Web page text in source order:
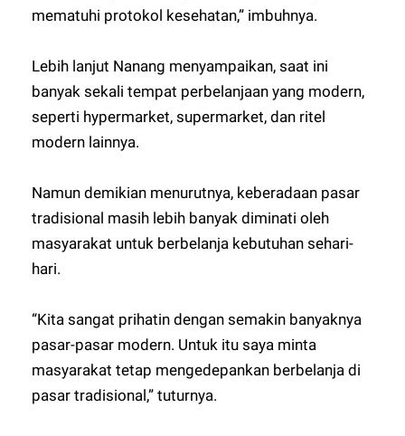
mematuhi protokol kesehatan,” imbuhnya.
Lebih lanjut Nanang menyampaikan, saat ini
banyak sekali tempat perbelanjaan yang modern,
seperti hypermarket, supermarket, dan ritel
modern lainnya.
Namun demikian menurutnya, keberadaan pasar
tradisional masih lebih banyak diminati oleh
masyarakat untuk berbelanja kebutuhan sehari-
hari.
“Kita sangat prihatin dengan semakin banyaknya
pasar-pasar modern. Untuk itu saya minta
masyarakat tetap mengedepankan berbelanja di
pasar tradisional,” tuturnya.